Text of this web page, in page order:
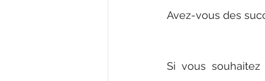
Avez-vous des
Si vous